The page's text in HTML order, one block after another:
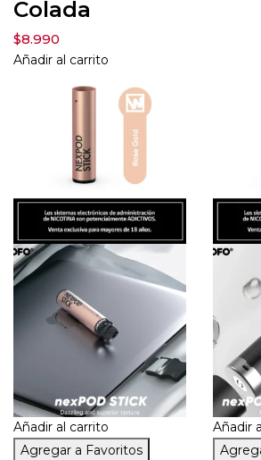
Colada
$8.990
Añadir al carrito
Añadir al carrito
Agregar a Favoritos
Añadir